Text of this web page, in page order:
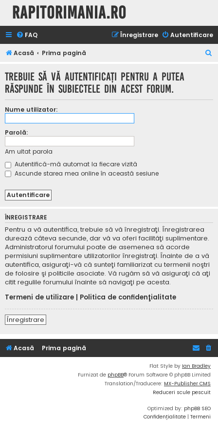
Rapitorimania.ro
FAQ Autentificare
Înregistrare
Acasă Prima pagină
Trebuie să vă autentificaţi pentru a putea
răspunde în subiectele din acest forum.
Nume utilizator:
Parolă:
Am uitat parola
Autentifică-mă automat la fiecare vizită
Ascunde starea mea online în această sesiune
ÎNREGISTRARE
Pentru a vă autentifica, trebuie să vă înregistraţi. Înregistrarea
durează câteva secunde, dar vă va oferi facilităţi suplimentare.
Administratorul forumului poate de asemenea să acorde
permisiuni suplimentare utilizatorilor înregistraţi. Înainte de a vă
autentifica, asiguraţi-vă că sunteţi familiarizat cu termenii noştri
de folosire şi politicile asociate. Vă rugăm să vă asiguraţi că aţi
citit regulile forumului înainte să navigaţi pe acesta.
Termeni de utilizare
Politica de confidenţialitate
Înregistrare
Acasă Prima pagină
Flat Style by Ian Bradley
Furnizat de phpBB® Forum Software © phpBB Limited
Translation/Traducere: MX-Publisher CMS
Reduceri scule pescuit
Optimized by: phpBB SEO
Confidențialitate | Termeni